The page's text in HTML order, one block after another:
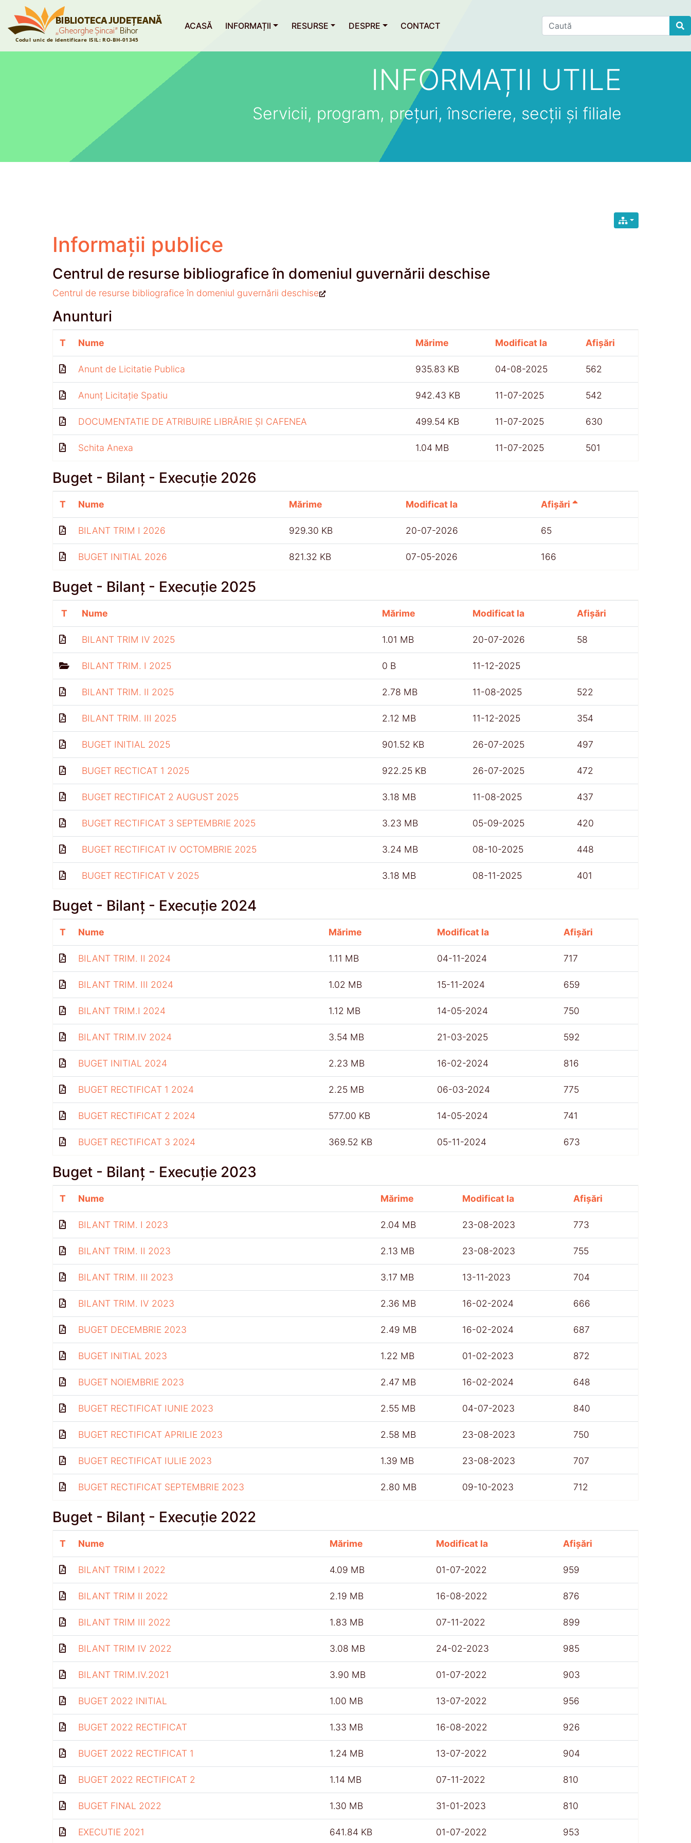
ACASĂ INFORMAȚII RESURSE DESPRE CONTACT
Find
INFORMAȚII UTILE
Servicii, program, prețuri, înscriere, secții și filiale
Informații publice
Centrul de resurse bibliografice în domeniul guvernării deschise
Centrul de resurse bibliografice în domeniul guvernării deschise
Anunturi
T Nume Mărime Modificat la Afișări
Anunt de Licitatie Publica 935.83 KB 04-08-2025 562
Anunț Licitație Spatiu 942.43 KB 11-07-2025 542
DOCUMENTATIE DE ATRIBUIRE LIBRĂRIE ȘI CAFENEA 499.54 KB 11-07-2025 630
Schita Anexa 1.04 MB 11-07-2025 501
Buget - Bilanț - Execuție 2026
T Nume Mărime Modificat la Afișări
BILANT TRIM I 2026 929.30 KB 20-07-2026 65
BUGET INITIAL 2026 821.32 KB 07-05-2026 166
Buget - Bilanț - Execuție 2025
T Nume Mărime Modificat la Afișări
BILANT TRIM IV 2025 1.01 MB 20-07-2026 58
BILANT TRIM. I 2025 0 B 11-12-2025
BILANT TRIM. II 2025 2.78 MB 11-08-2025 522
BILANT TRIM. III 2025 2.12 MB 11-12-2025 354
BUGET INITIAL 2025 901.52 KB 26-07-2025 497
BUGET RECTICAT 1 2025 922.25 KB 26-07-2025 472
BUGET RECTIFICAT 2 AUGUST 2025 3.18 MB 11-08-2025 437
BUGET RECTIFICAT 3 SEPTEMBRIE 2025 3.23 MB 05-09-2025 420
BUGET RECTIFICAT IV OCTOMBRIE 2025 3.24 MB 08-10-2025 448
BUGET RECTIFICAT V 2025 3.18 MB 08-11-2025 401
Buget - Bilanț - Execuție 2024
T Nume Mărime Modificat la Afișări
BILANT TRIM. II 2024 1.11 MB 04-11-2024 717
BILANT TRIM. III 2024 1.02 MB 15-11-2024 659
BILANT TRIM.I 2024 1.12 MB 14-05-2024 750
BILANT TRIM.IV 2024 3.54 MB 21-03-2025 592
BUGET INITIAL 2024 2.23 MB 16-02-2024 816
BUGET RECTIFICAT 1 2024 2.25 MB 06-03-2024 775
BUGET RECTIFICAT 2 2024 577.00 KB 14-05-2024 741
BUGET RECTIFICAT 3 2024 369.52 KB 05-11-2024 673
Buget - Bilanț - Execuție 2023
T Nume Mărime Modificat la Afișări
BILANT TRIM. I 2023 2.04 MB 23-08-2023 773
BILANT TRIM. II 2023 2.13 MB 23-08-2023 755
BILANT TRIM. III 2023 3.17 MB 13-11-2023 704
BILANT TRIM. IV 2023 2.36 MB 16-02-2024 666
BUGET DECEMBRIE 2023 2.49 MB 16-02-2024 687
BUGET INITIAL 2023 1.22 MB 01-02-2023 872
BUGET NOIEMBRIE 2023 2.47 MB 16-02-2024 648
BUGET RECTIFICAT IUNIE 2023 2.55 MB 04-07-2023 840
BUGET RECTIFICAT APRILIE 2023 2.58 MB 23-08-2023 750
BUGET RECTIFICAT IULIE 2023 1.39 MB 23-08-2023 707
BUGET RECTIFICAT SEPTEMBRIE 2023 2.80 MB 09-10-2023 712
Buget - Bilanț - Execuție 2022
T Nume Mărime Modificat la Afișări
BILANT TRIM I 2022 4.09 MB 01-07-2022 959
BILANT TRIM II 2022 2.19 MB 16-08-2022 876
BILANT TRIM III 2022 1.83 MB 07-11-2022 899
BILANT TRIM IV 2022 3.08 MB 24-02-2023 985
BILANT TRIM.IV.2021 3.90 MB 01-07-2022 903
BUGET 2022 INITIAL 1.00 MB 13-07-2022 956
BUGET 2022 RECTIFICAT 1.33 MB 16-08-2022 926
BUGET 2022 RECTIFICAT 1 1.24 MB 13-07-2022 904
BUGET 2022 RECTIFICAT 2 1.14 MB 07-11-2022 810
BUGET FINAL 2022 1.30 MB 31-01-2023 810
EXECUTIE 2021 641.84 KB 01-07-2022 953